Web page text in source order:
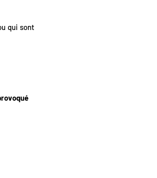
qui sont